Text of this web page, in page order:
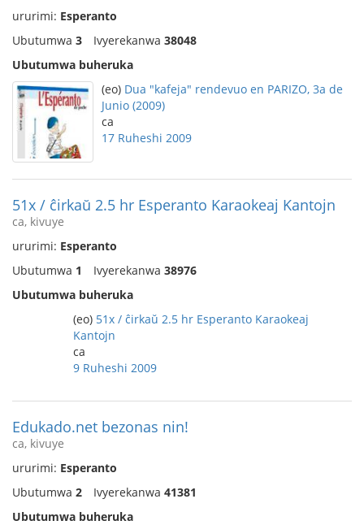
ururimi: Esperanto
Ubutumwa 3 Ivyerekanwa 38048
Ubutumwa buheruka
(eo) Dua "kafeja" rendevuo en PARIZO, 3a de
Junio (2009)
ca
17 Ruheshi 2009
51x / ĉirkaŭ 2.5 hr Esperanto Karaokeaj Kantojn
ca, kivuye
ururimi: Esperanto
Ubutumwa 1 Ivyerekanwa 38976
Ubutumwa buheruka
(eo) 51x / ĉirkaŭ 2.5 hr Esperanto Karaokeaj
Kantojn
ca
9 Ruheshi 2009
Edukado.net bezonas nin!
ca, kivuye
ururimi: Esperanto
Ubutumwa 2 Ivyerekanwa 41381
Ubutumwa buheruka